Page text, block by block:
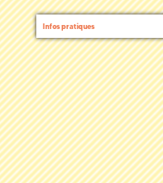
Infos pratiques